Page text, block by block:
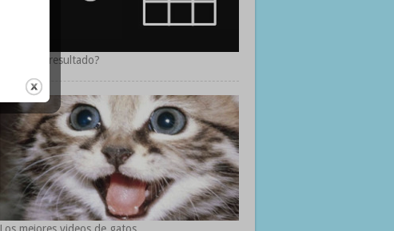
Cual es el resultado?
Los mejores videos de gatos